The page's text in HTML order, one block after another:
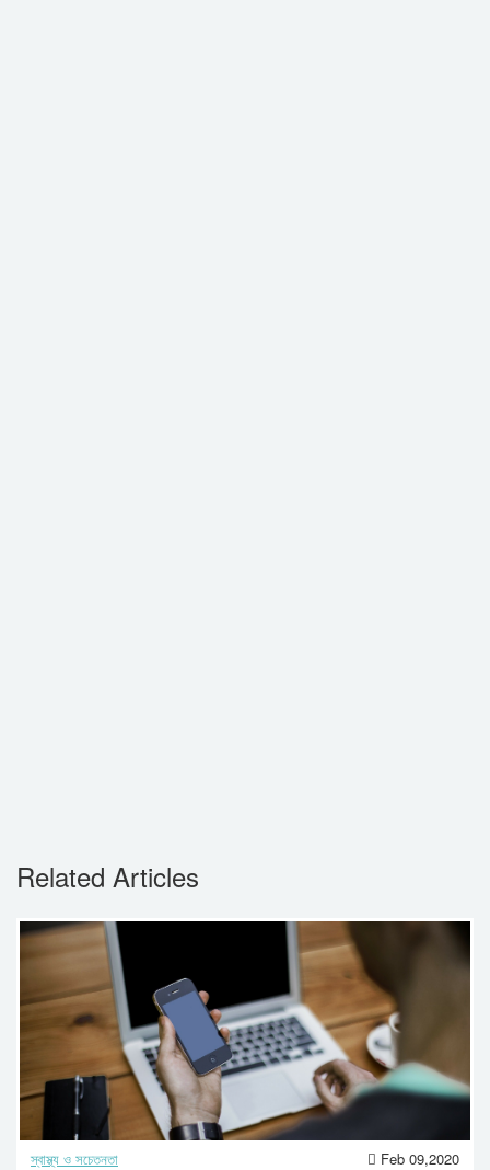
Related Articles
স্বাস্থ্য ও সচেতনতা Feb 09,2020